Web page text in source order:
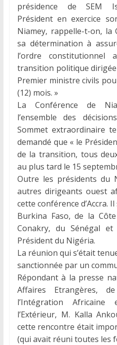
présidence de SEM
Président en exercice
Niamey, rappelle-t-on, la
sa détermination à
l’ordre
transition politique
Premier ministre civils
(12) mois. »
La Conférence de
l’ensemble des
Sommet extraordinaire
demandé que « le
de la transition, tous
au plus tard le 15
Outre les présidents du
autres dirigeants ouest
cette conférence d’Accra.
Burkina Faso, de la
Conakry, du Sénégal
Président du Nigéria.
La réunion qui s’était
sanctionnée par un
Répondant à la presse
Affaires Etrangères,
l’Intégration
l’Extérieur, M. Kalla
cette rencontre était
(qui avait réuni toutes les